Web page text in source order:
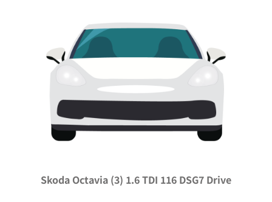
Skoda Octavia (3) 1.6 TDI 116 DSG7 Drive